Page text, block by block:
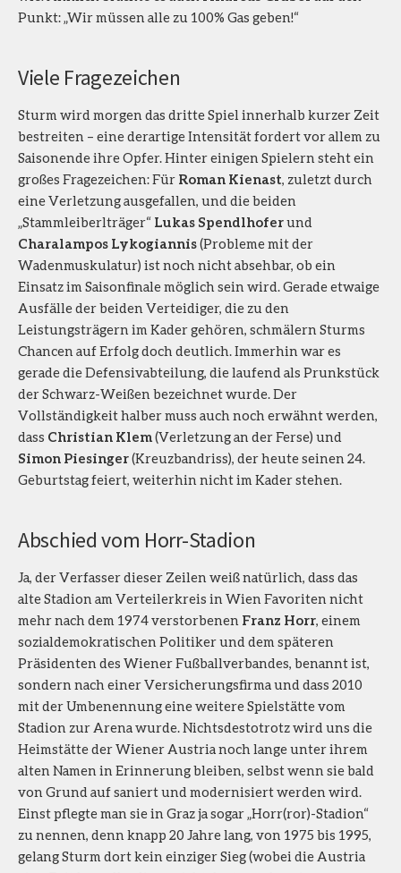
Punkt: „Wir müssen alle zu 100% Gas geben!“
Viele Fragezeichen
Sturm wird morgen das dritte Spiel innerhalb kurzer Zeit
bestreiten – eine derartige Intensität fordert vor allem zu
Saisonende ihre Opfer. Hinter einigen Spielern steht ein
großes Fragezeichen: Für Roman Kienast, zuletzt durch
eine Verletzung ausgefallen, und die beiden
„Stammleiberlträger“ Lukas Spendlhoferund
Charalampos Lykogiannis(Probleme mit der
Wadenmuskulatur) ist noch nicht absehbar, ob ein
Einsatz im Saisonfinale möglich sein wird. Gerade etwaige
Ausfälle der beiden Verteidiger, die zu den
Leistungsträgern im Kader gehören, schmälern Sturms
Chancen auf Erfolg doch deutlich. Immerhin war es
gerade die Defensivabteilung, die laufend als Prunkstück
der Schwarz-Weißen bezeichnet wurde. Der
Vollständigkeit halber muss auch noch erwähnt werden,
dass Christian Klem(Verletzung an der Ferse) und
Simon Piesinger(Kreuzbandriss), der heute seinen 24.
Geburtstag feiert, weiterhin nicht im Kader stehen.
Abschied vom Horr-Stadion
Ja, der Verfasser dieser Zeilen weiß natürlich, dass das
alte Stadion am Verteilerkreis in Wien Favoriten nicht
mehr nach dem 1974 verstorbenen Franz Horr, einem
sozialdemokratischen Politiker und dem späteren
Präsidenten des Wiener Fußballverbandes, benannt ist,
sondern nach einer Versicherungsfirma und dass 2010
mit der Umbenennung eine weitere Spielstätte vom
Stadion zur Arena wurde. Nichtsdestotrotz wird uns die
Heimstätte der Wiener Austria noch lange unter ihrem
alten Namen in Erinnerung bleiben, selbst wenn sie bald
von Grund auf saniert und modernisiert werden wird.
Einst pflegte man sie in Graz ja sogar „Horr(ror)-Stadion“
zu nennen, denn knapp 20 Jahre lang, von 1975 bis 1995,
gelang Sturm dort kein einziger Sieg (wobei die Austria